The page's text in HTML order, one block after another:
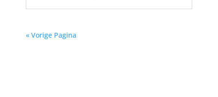
« Vorige Pagina